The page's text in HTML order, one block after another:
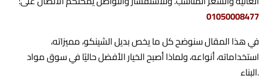
01050008477
في هذا المقال سنوضح كل ما يخص بديل الشينكو، مميزاته،
استخداماته، أنواعه، ولماذا أصبح الخيار الأفضل حاليًا في سوق مواد
البناء.